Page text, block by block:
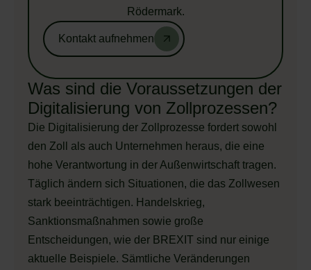
Rödermark.
Kontakt aufnehmen
Was sind die Voraussetzungen der
Digitalisierung von Zollprozessen?
Die Digitalisierung der Zollprozesse fordert sowohl
den Zoll als auch Unternehmen heraus, die eine
hohe Verantwortung in der Außenwirtschaft tragen.
Täglich ändern sich Situationen, die das Zollwesen
stark beeinträchtigen. Handelskrieg,
Sanktionsmaßnahmen sowie große
Entscheidungen, wie der BREXIT sind nur einige
aktuelle Beispiele. Sämtliche Veränderungen